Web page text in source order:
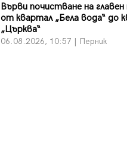
Върви почистване на
от квартал „Бела вода“ до
„Църква“
06.08.2026, 10:57 | Перник